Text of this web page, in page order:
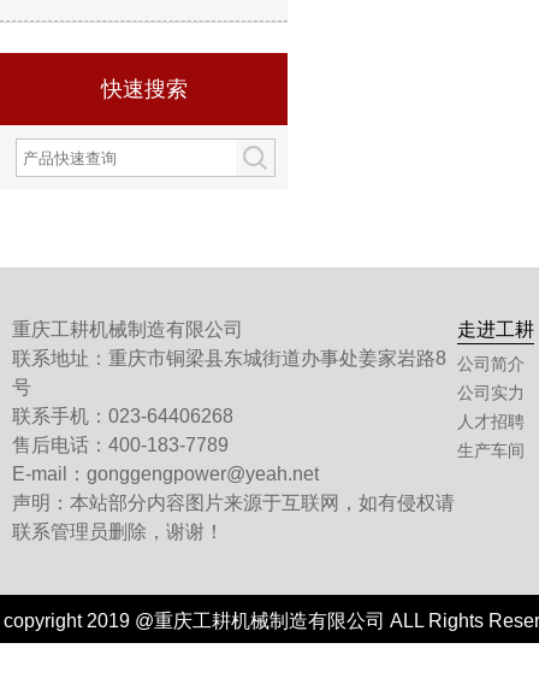
快速搜索
重庆工耕机械制造有限公司
联系地址：重庆市铜梁县东城街道办事处姜家岩路8
号
联系手机：023-64406268
售后电话：400-183-7789
E-mail：gonggengpower@yeah.net
声明：本站部分内容图片来源于互联网，如有侵权请
联系管理员删除，谢谢！
走进工耕
公司简介
公司实力
人才招聘
生产车间
copyright 2019 @重庆工耕机械制造有限公司 ALL Rights